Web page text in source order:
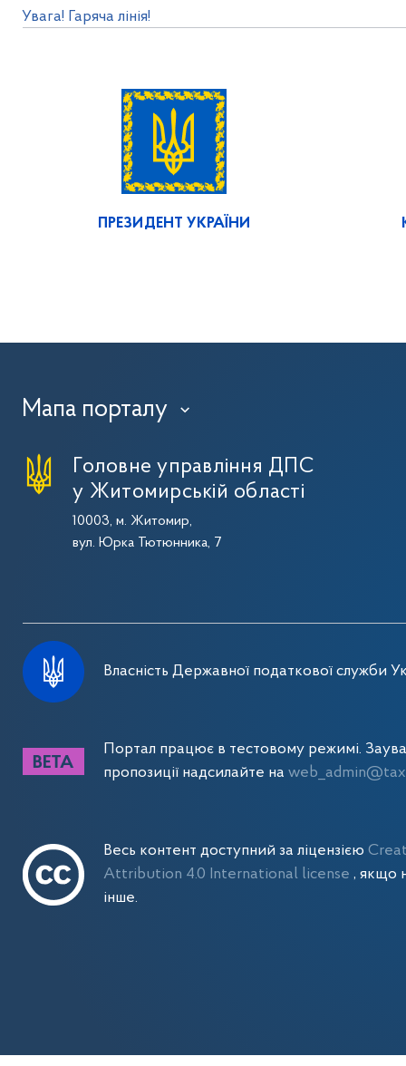
Увага! Гаряча лінія!
ПРЕЗИДЕНТ УКРАЇНИ
Мапа порталу ›
Головне управління ДПС
у Житомирській області
10003, м. Житомир,
вул. Юрка Тютюнника, 7
Власність Державної податкової служби
Портал працює в тестовому режимі.
пропозиції надсилайте на
Весь контент доступний за ліцензією
Attribution 4.0 International license, якщо
інше.